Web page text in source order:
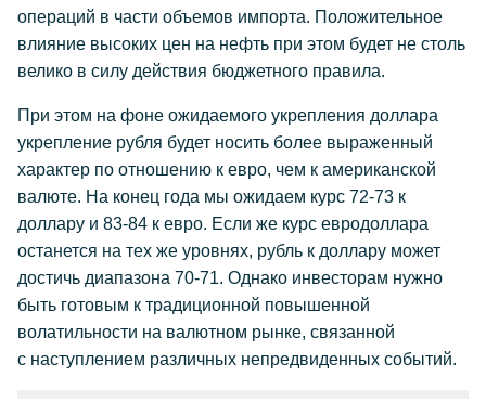
операций в части объемов импорта. Положительное
влияние высоких цен на нефть при этом будет не столь
велико в силу действия бюджетного правила.
При этом на фоне ожидаемого укрепления доллара
укрепление рубля будет носить более выраженный
характер по отношению к евро, чем к американской
валюте. На конец года мы ожидаем курс 72-73 к
доллару и 83-84 к евро. Если же курс евродоллара
останется на тех же уровнях, рубль к доллару может
достичь диапазона 70-71. Однако инвесторам нужно
быть готовым к традиционной повышенной
волатильности на валютном рынке, связанной
с наступлением различных непредвиденных событий.